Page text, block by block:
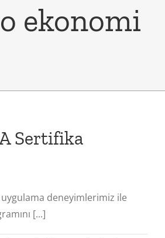
ekonomi
Sertifika
deneyimlerimiz ile
[...]